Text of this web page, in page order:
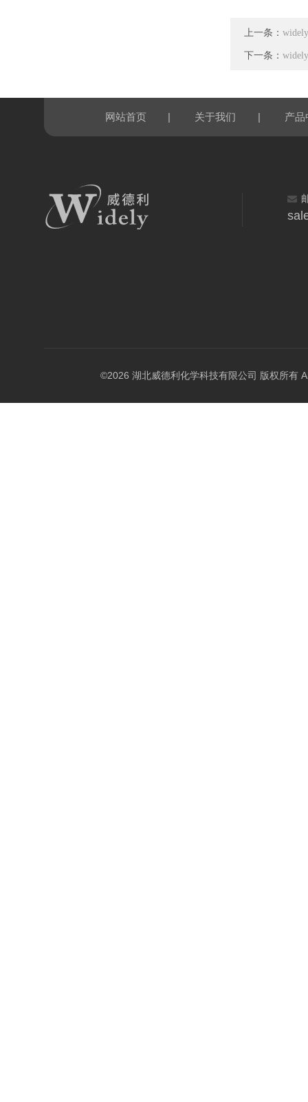
上一条：
下一条：
网站首页 | 关于我们 | 产品
©2026 湖北威德利化学科技有限公司 版权所有